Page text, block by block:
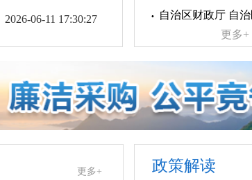
2026-06-11 17:30:27
更多+
更多+ 政策解读